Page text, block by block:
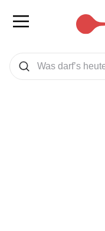
Was wollen Sie suchen
Suchen